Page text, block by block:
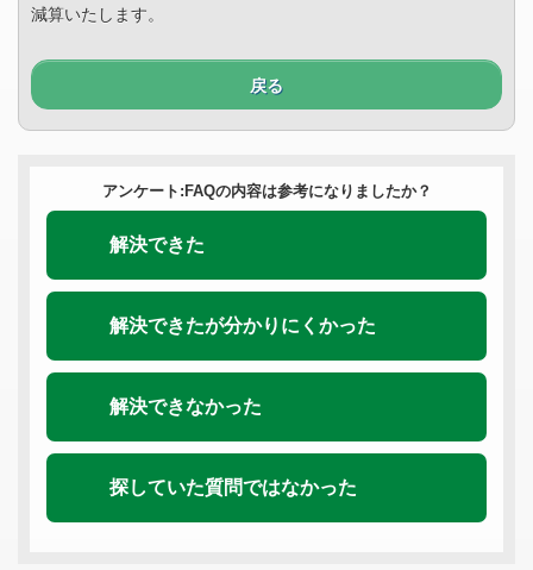
減算いたします。
戻る
アンケート:FAQの内容は参考になりましたか？
解決できた
解決できたが分かりにくかった
解決できなかった
探していた質問ではなかった